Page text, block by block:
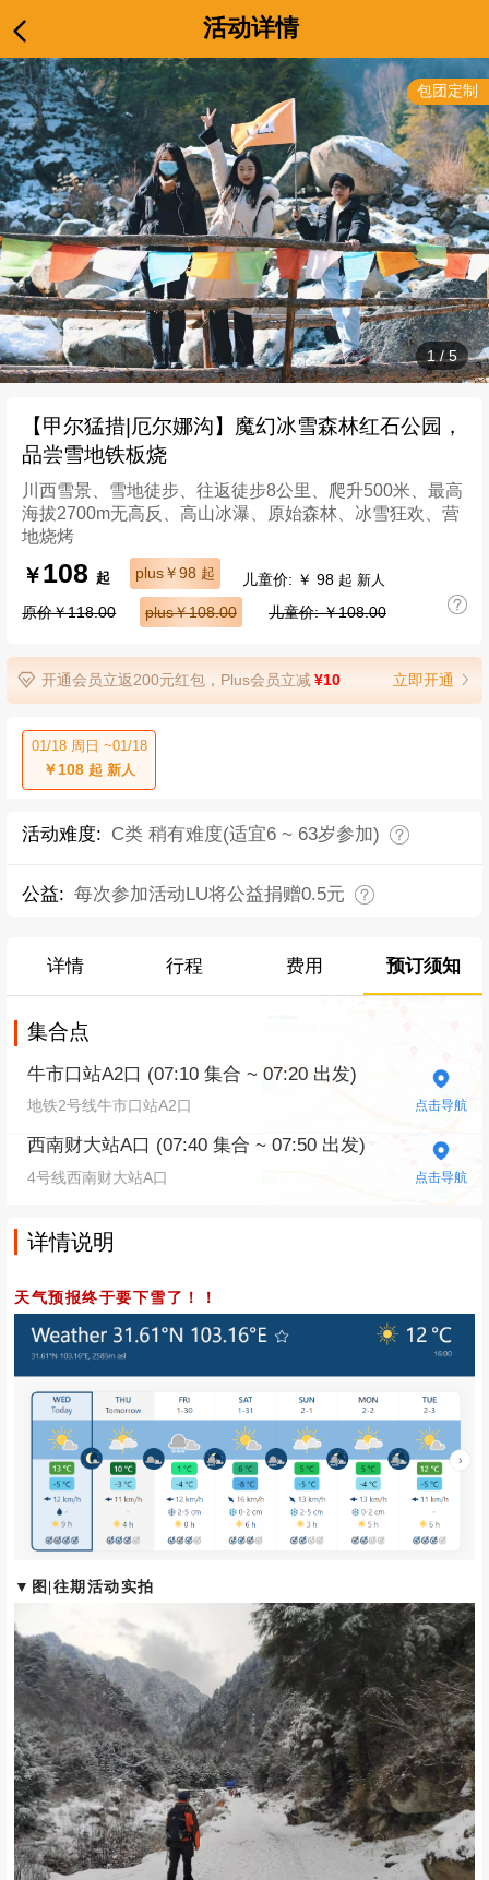
活动详情
1/5
【甲尔猛措|厄尔娜沟】魔幻冰雪森林红石公园，
品尝雪地铁板烧
川西雪景、雪地徒步、往返徒步8公里、爬升500米、最高
海拔2700m无高反、高山冰瀑、原始森林、冰雪狂欢、营
地烧烤
￥108起 plus￥98 起 儿童价: ￥ 98 起 新人
原价￥118.00 plus￥108.00 儿童价: ￥108.00
开通会员立返200元红包，Plus会员立减¥10 立即开通
01/18 周日 ~01/18
￥108起 新人
包团定制
活动难度: C类 稍有难度(适宜6 ~ 63岁参加)
公益: 每次参加活动LU将公益捐赠0.5元
详情 行程 费用 预订须知
集合点
牛市口站A2口 (07:10 集合 ~ 07:20 出发)
地铁2号线牛市口站A2口 点击导航
西南财大站A口 (07:40 集合 ~ 07:50 出发)
4号线西南财大站A口 点击导航
详情说明
天气预报终于要下雪了！！
▼图|往期活动实拍